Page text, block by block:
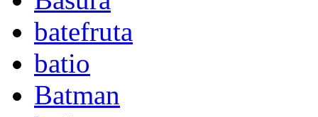
batefruta
batio
Batman